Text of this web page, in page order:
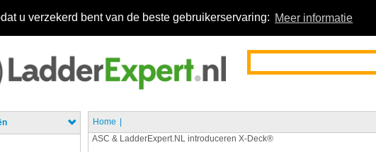
u verzekerd bent van de beste gebruikerservaring: Meer informatie
Home
ASC & LadderExpert.NL introduceren X-Deck®